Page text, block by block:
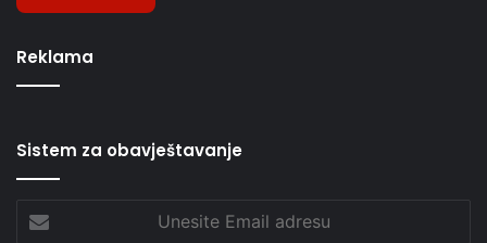
Reklama
Sistem za obavještavanje
Email